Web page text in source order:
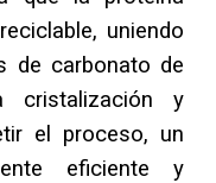
uniendo
de carbonato de
cristalización y
el proceso, un
eficiente y